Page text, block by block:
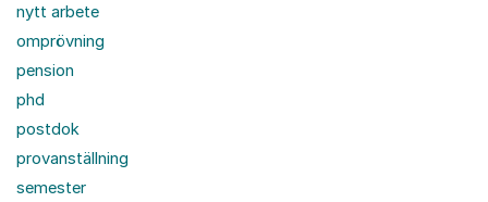
nytt arbete
omprövning
pension
phd
postdok
provanställning
semester